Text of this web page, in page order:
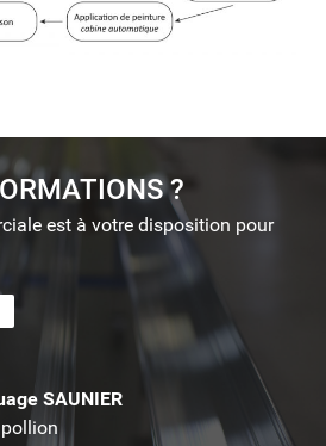
?
est à votre disposition pour
SAUNIER